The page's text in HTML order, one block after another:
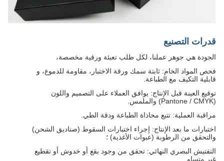
قدرات التصنيع
الجودة هي جوهر عملنا، لكل طلب تعبئة ورقية مخصصة،
فحص المواد الخام: ثابتة سمك ورقة الاختبار، مقاومة للدموع، و
قابلية التكيف مع الطباعة.
توقيع العينة قبل الإنتاج: يوافق العملاء على التصميم واللون
(Pantone / CMYK) والملمس.
مراقبة العملية: تتبع محاذاة الطباعة ودقة الطي.
اختبارات ما بعد الإنتاج: إجراء اختبارات السقوط (صناديق الشحن)
والتحقق من الرطوبة (عبوات الأغذية) ؛
التفتيش البصري النهائي: تحقق من وجود بقع أو خدوش أو تقطيع
غير متساو.